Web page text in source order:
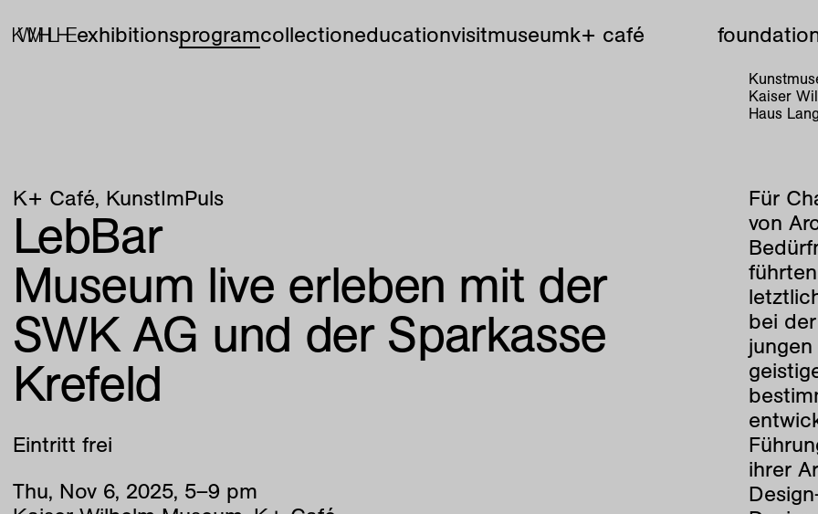
exhibitionsprogramcollectioneducationvisitmuseumk+ café
Kaiser
Haus
K+ Café KunstImPuls
LebBar
Museum live erleben mit der
SWK AG und der Sparkasse
Krefeld
Eintritt frei
Thu, Nov 6, 2025, 5–9 pm
Für
von
bei
ihrer